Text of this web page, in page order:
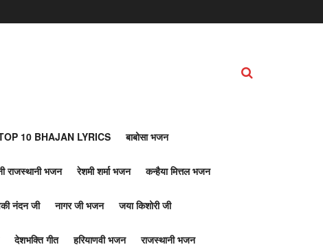
10 BHAJAN LYRICS बाबोसा भजन
राजस्थानी भजन रेशमी शर्मा भजन कन्हैया मित्तल भजन
नंदन जी नागर जी भजन जया किशोरी जी
देशभक्ति गीत हरियाणवी भजन राजस्थानी भजन